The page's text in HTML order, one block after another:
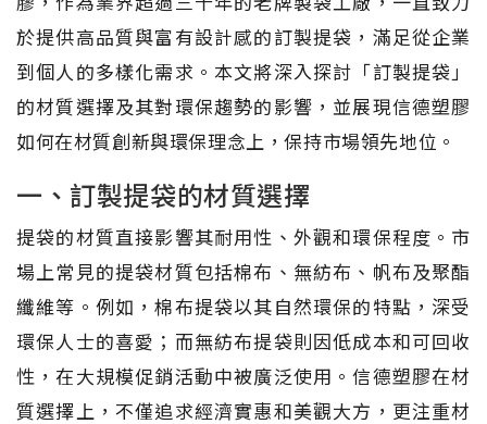
於提供高品質與富有設計感的訂製提袋，滿足從企業
到個人的多樣化需求。本文將深入探討「訂製提袋」
的材質選擇及其對環保趨勢的影響，並展現信德塑膠
如何在材質創新與環保理念上，保持市場領先地位。
一、訂製提袋的材質選擇
提袋的材質直接影響其耐用性、外觀和環保程度。市
場上常見的提袋材質包括棉布、無紡布、帆布及聚酯
纖維等。例如，棉布提袋以其自然環保的特點，深受
環保人士的喜愛；而無紡布提袋則因低成本和可回收
性，在大規模促銷活動中被廣泛使用。信德塑膠在材
質選擇上，不僅追求經濟實惠和美觀大方，更注重材